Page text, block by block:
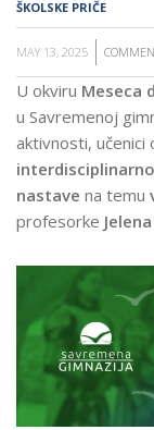
ŠKOLSKE PRIČE
MAY 13, 2025
U okviru Meseca
u Savremenoj
aktivnosti, učenici
nastave na temu
profesorke